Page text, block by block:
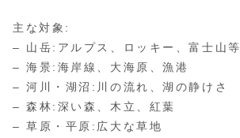
主な対象:
– 山岳:アルプス、ロッキー、富士山等
– 海景:海岸線、大海原、漁港
– 河川・湖沼:川の流れ、湖の静けさ
– 森林:深い森、木立、紅葉
– 草原・平原:広大な草地